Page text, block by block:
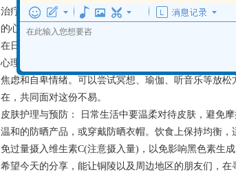
治疗期间应遵医嘱用药，定期复诊。注意皮肤护理，
的心态。
在日常生活中，白癜风患者可以从两方面入手，更好地
心理支持与调适： 积极寻求心理支持，无论是家人、
焦虑和自卑情绪。可以尝试冥想、瑜伽、听音乐等放
在，共同面对这份不易。
皮肤护理与预防： 日常生活中要温柔对待皮肤，避免
温和的防晒产品，或穿戴防晒衣帽。饮食上保持均衡
免过量摄入维生素C(注意摄入量)，以免影响黑色素生成
希望今天的分享，能让铜陵以及周边地区的朋友们，在